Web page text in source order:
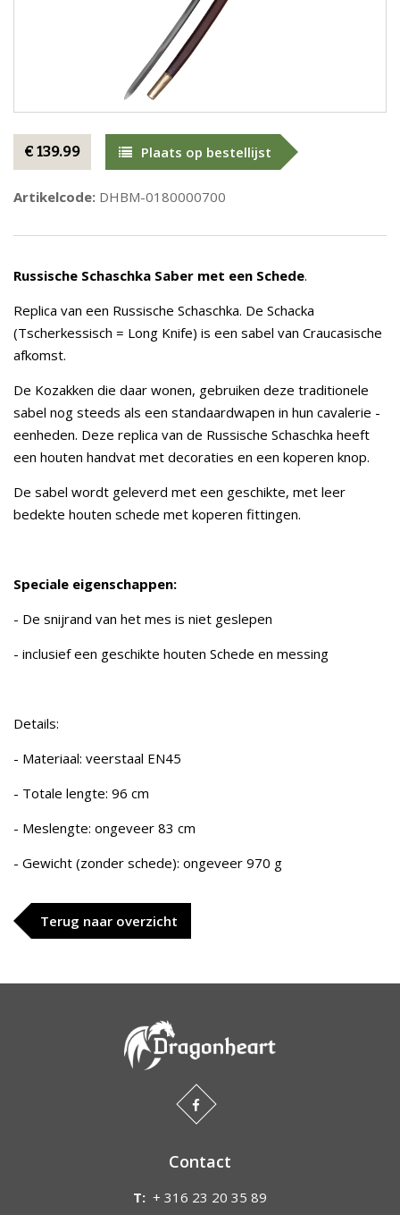
€ 139.99 Plaats op bestellijst
Artikelcode: DHBM-0180000700
Russische Schaschka Saber met een Schede.
Replica van een Russische Schaschka. De Schacka
(Tscherkessisch = Long Knife) is een sabel van Craucasische
afkomst.
De Kozakken die daar wonen, gebruiken deze traditionele
sabel nog steeds als een standaardwapen in hun cavalerie -
eenheden. Deze replica van de Russische Schaschka heeft
een houten handvat met decoraties en een koperen knop.
De sabel wordt geleverd met een geschikte, met leer
bedekte houten schede met koperen fittingen.
Speciale eigenschappen:
- De snijrand van het mes is niet geslepen
- inclusief een geschikte houten Schede en messing
Details:
- Materiaal: veerstaal EN45
- Totale lengte: 96 cm
- Meslengte: ongeveer 83 cm
- Gewicht (zonder schede): ongeveer 970 g
Terug naar overzicht
Contact
T: + 316 23 20 35 89